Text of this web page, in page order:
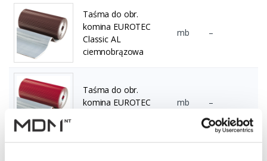
Taśma do obr.
komina EUROTEC
Classic AL
ciemnobrązowa
mb –
Taśma do obr.
komina EUROTEC
mb –